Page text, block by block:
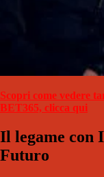
Scopri come vedere
BET365, clicca qui
Il legame con
Futuro